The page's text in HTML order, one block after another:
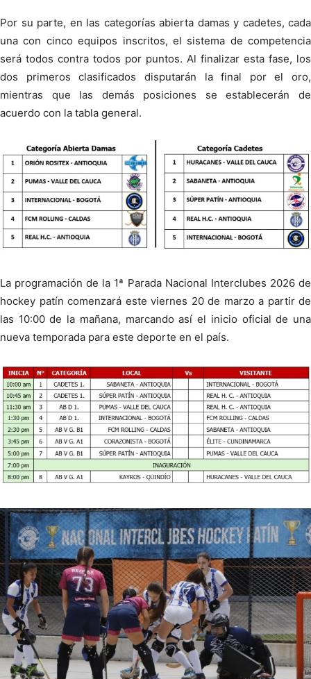
Por su parte, en las categorías abierta damas y cadetes, cada
una con cinco equipos inscritos, el sistema de competencia
será todos contra todos por puntos. Al finalizar esta fase, los
dos primeros clasificados disputarán la final por el oro,
mientras que las demás posiciones se establecerán de
acuerdo con la tabla general.
La programación de la 1ª Parada Nacional Interclubes 2026 de
hockey patín comenzará este viernes 20 de marzo a partir de
las 10:00 de la mañana, marcando así el inicio oficial de una
nueva temporada para este deporte en el país.